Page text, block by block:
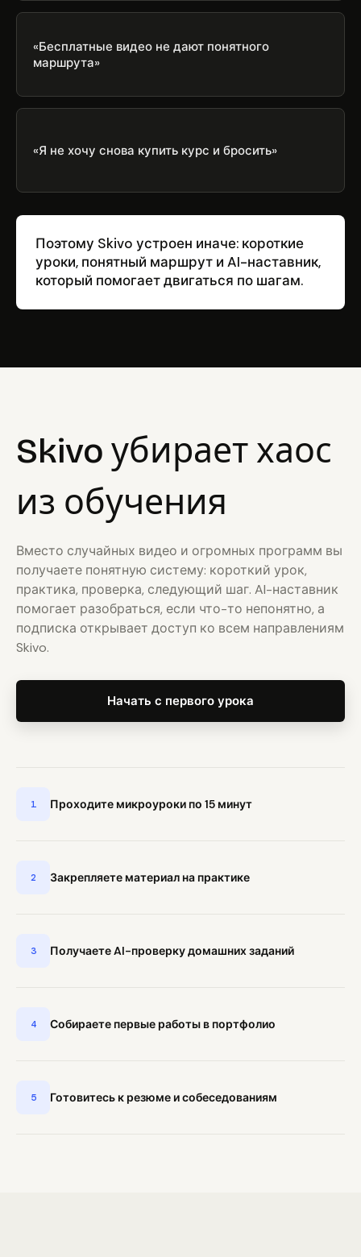
«Бесплатные видео не дают понятного
маршрута»
«Я не хочу снова купить курс и бросить»
Поэтому Skivo устроен иначе: короткие
уроки, понятный маршрут и AI-наставник,
который помогает двигаться по шагам.
Skivo убирает хаос
из обучения
Вместо случайных видео и огромных программ вы
получаете понятную систему: короткий урок,
практика, проверка, следующий шаг. AI-наставник
помогает разобраться, если что-то непонятно, а
подписка открывает доступ ко всем направлениям
Skivo.
Начать с первого урока
1 Проходите микроуроки по 15 минут
2 Закрепляете материал на практике
3 Получаете AI-проверку домашних заданий
4 Собираете первые работы в портфолио
5 Готовитесь к резюме и собеседованиям